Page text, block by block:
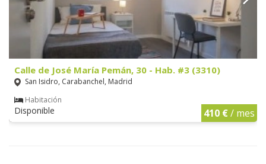
Calle de José María Pemán, 30 - Hab. #3 (3310)
San Isidro, Carabanchel, Madrid
Habitación
Disponible 410 €/ mes